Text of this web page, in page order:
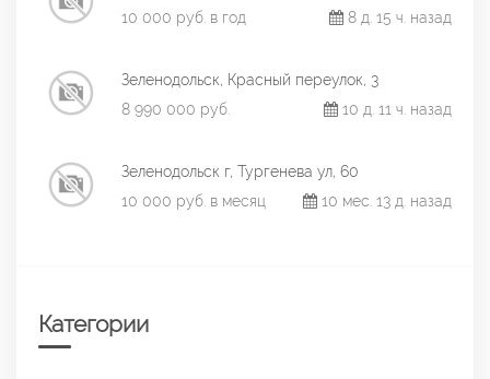
10 000 руб. в год
8 д. 15 ч. назад
Зеленодольск, Красный переулок, 3
8 990 000 руб.
10 д. 11 ч. назад
Зеленодольск г, Тургенева ул, 60
10 000 руб. в месяц
10 мес. 13 д. назад
Категории